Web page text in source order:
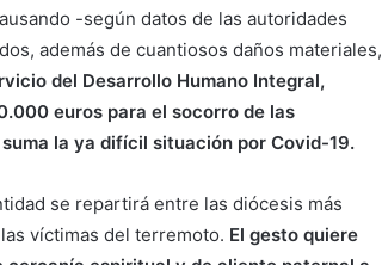
-según datos de las autoridades
además de cuantiosos daños materiales,
del Desarrollo Humano Integral,
euros para el socorro de las
la ya difícil situación por Covid-19.
se repartirá entre las diócesis más
víctimas del terremoto. El gesto quiere